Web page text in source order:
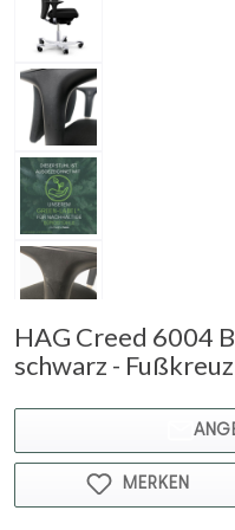
HAG Creed 6004
schwarz -
MERKEN